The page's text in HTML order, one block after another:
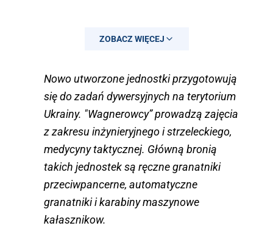
ZOBACZ WIĘCEJ
Nowo utworzone jednostki przygotowują
się do zadań dywersyjnych na terytorium
Ukrainy. "Wagnerowcy” prowadzą zajęcia
z zakresu inżynieryjnego i strzeleckiego,
medycyny taktycznej. Główną bronią
takich jednostek są ręczne granatniki
przeciwpancerne, automatyczne
granatniki i karabiny maszynowe
kałasznikow.